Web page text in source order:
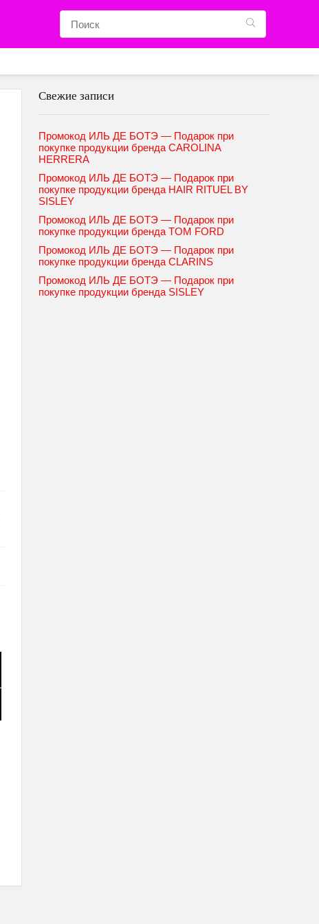
Свежие записи
Промокод ИЛЬ ДЕ БОТЭ — Подарок при
покупке продукции бренда CAROLINA
HERRERA
Промокод ИЛЬ ДЕ БОТЭ — Подарок при
покупке продукции бренда HAIR RITUEL BY
SISLEY
Промокод ИЛЬ ДЕ БОТЭ — Подарок при
покупке продукции бренда TOM FORD
Промокод ИЛЬ ДЕ БОТЭ — Подарок при
покупке продукции бренда CLARINS
Промокод ИЛЬ ДЕ БОТЭ — Подарок при
покупке продукции бренда SISLEY